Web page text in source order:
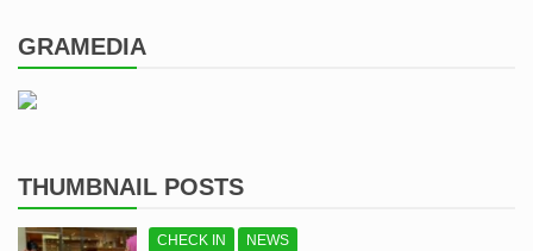
GRAMEDIA
THUMBNAIL POSTS
CHECK IN NEWS